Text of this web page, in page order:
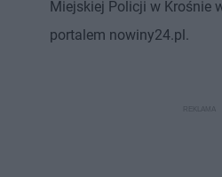
Miejskiej Policji w Krośnie
portalem nowiny24.pl.